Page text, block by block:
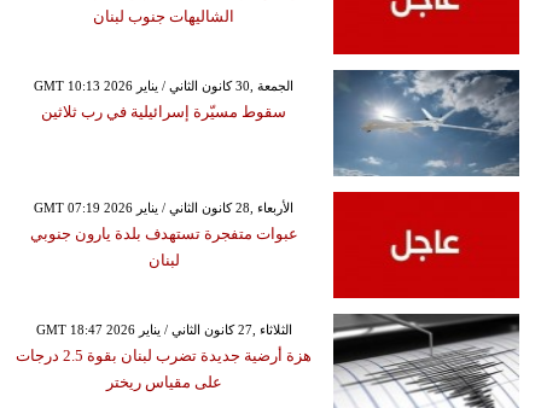
الشاليهات جنوب لبنان
GMT 10:13 2026 الجمعة ,30 كانون الثاني / يناير
سقوط مسيّرة إسرائيلية في رب ثلاثين
GMT 07:19 2026 الأربعاء ,28 كانون الثاني / يناير
عبوات متفجرة تستهدف بلدة يارون جنوبي
لبنان
GMT 18:47 2026 الثلاثاء ,27 كانون الثاني / يناير
هزة أرضية جديدة تضرب لبنان بقوة 2.5 درجات
على مقياس ريختر